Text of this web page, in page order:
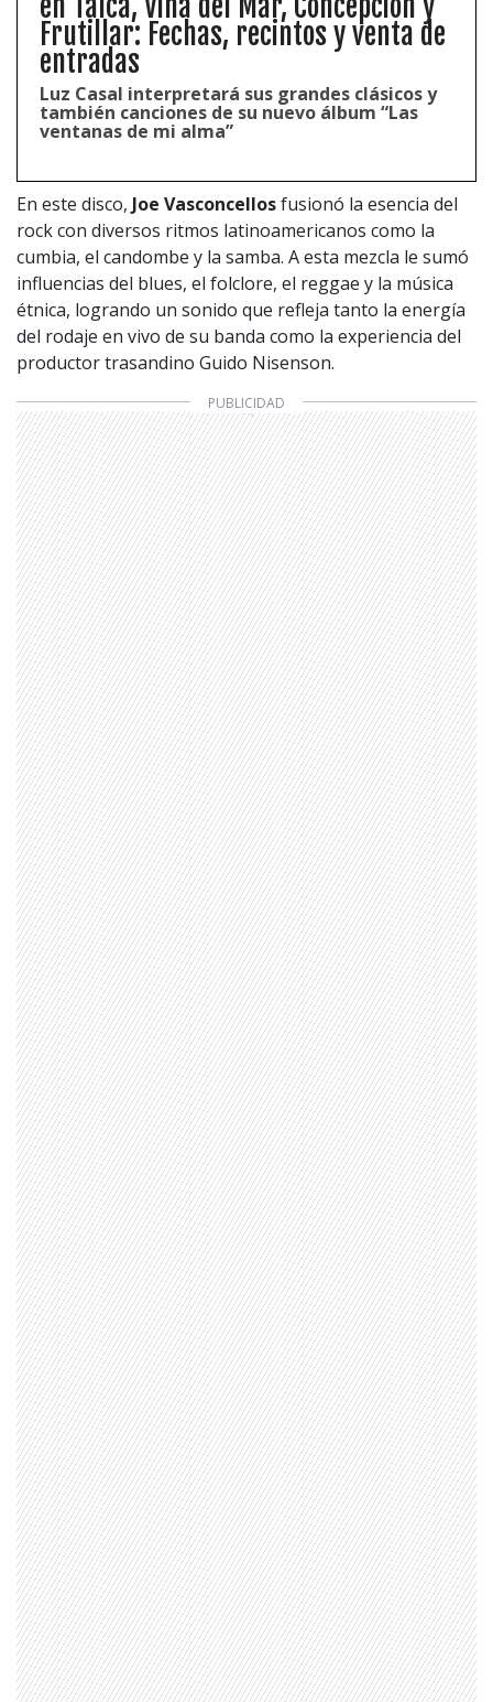
Frutillar: Fechas, recintos y venta de
entradas
Luz Casal interpretará sus grandes clásicos y
también canciones de su nuevo álbum “Las
ventanas de mi alma”
En este disco, Joe Vasconcellosfusionó la esencia del
rock con diversos ritmos latinoamericanos como la
cumbia, el candombe y la samba. A esta mezcla le sumó
influencias del blues, el folclore, el reggae y la música
étnica, logrando un sonido que refleja tanto la energía
del rodaje en vivo de su banda como la experiencia del
productor trasandino Guido Nisenson.